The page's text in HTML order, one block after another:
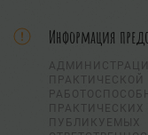
Информация